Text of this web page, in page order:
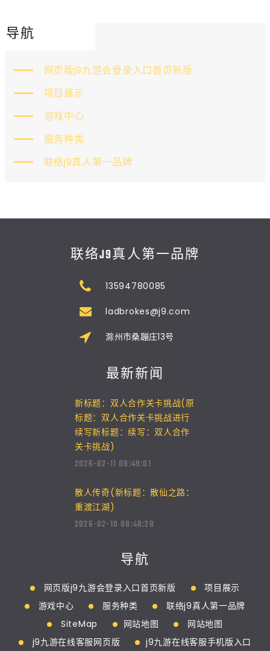
导航
网页版j9九游会登录入口首页新版
项目展示
游戏中心
服务种类
联络j9真人第一品牌
联络J9真人第一品牌
13594780085
ladbrokes@j9.com
滁州市桑蹦庄13号
最新新闻
新标题：双人合作关卡挑战(原
标题：双人合作关卡挑战进行
续写新标题：续写：双人合作
关卡挑战)
2026-02-11 08:49:01
散人传奇(新标题：散仙之路：
重渡江湖)
2026-02-10 08:48:28
导航
网页版j9九游会登录入口首页新版
项目展示
游戏中心
服务种类
联络j9真人第一品牌
SiteMap
网站地图
网站地图
j9九游在线客服网页版
j9九游在线客服手机版入口